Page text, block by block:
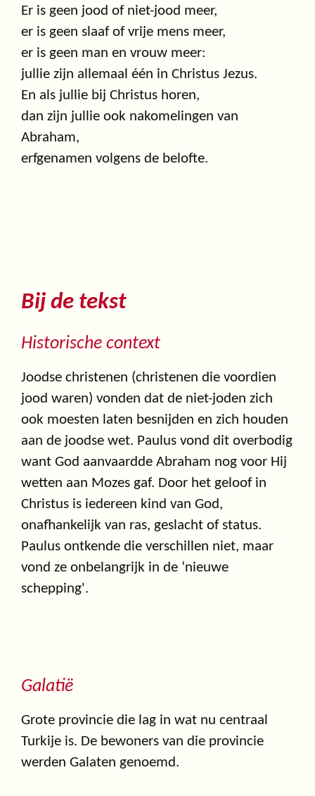
Er is geen jood of niet-jood meer,
er is geen slaaf of vrije mens meer,
er is geen man en vrouw meer:
jullie zijn allemaal één in Christus Jezus.
En als jullie bij Christus horen,
dan zijn jullie ook nakomelingen van
Abraham,
erfgenamen volgens de belofte.
Bij de tekst
Historische context
Joodse christenen (christenen die voordien
jood waren) vonden dat de niet-joden zich
ook moesten laten besnijden en zich houden
aan de joodse wet. Paulus vond dit overbodig
want God aanvaardde Abraham nog voor Hij
wetten aan Mozes gaf. Door het geloof in
Christus is iedereen kind van God,
onafhankelijk van ras, geslacht of status.
Paulus ontkende die verschillen niet, maar
vond ze onbelangrijk in de ‘nieuwe
schepping'.
Galatië
Grote provincie die lag in wat nu centraal
Turkije is. De bewoners van die provincie
werden Galaten genoemd.